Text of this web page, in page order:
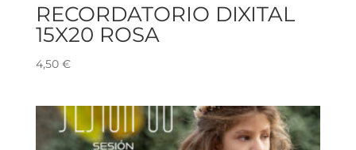
RECORDATORIO DIXITAL
15X20 ROSA
4,50 €